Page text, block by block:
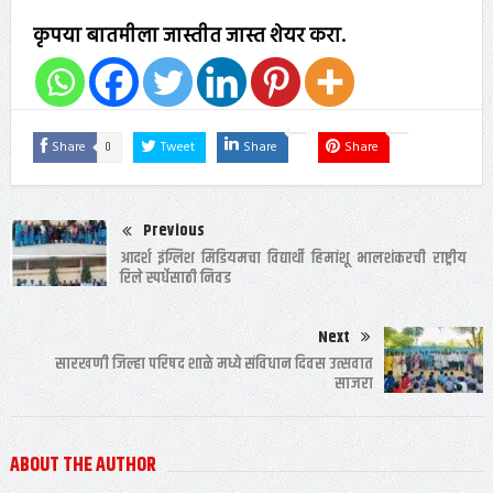
कृपया बातमीला जास्तीत जास्त शेयर करा.
Share 0 Tweet Share Share
Previous
आदर्श इंग्लिश मिडियमचा विद्यार्थी हिमांशू भालशंकरची राष्ट्रीय
रिले स्पर्धेसाठी निवड
Next
सारखणी जिल्हा परिषद शाळे मध्ये संविधान दिवस उत्सवात
साजरा
ABOUT THE AUTHOR